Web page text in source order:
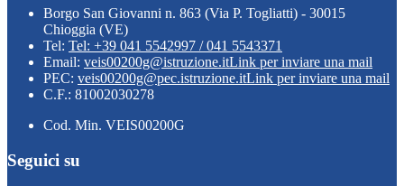
Borgo San Giovanni n. 863 (Via P. Togliatti) - 30015
Chioggia (VE)
Tel: Tel: +39 041 5542997 / 041 5543371
Email: veis00200g@istruzione.itLink per inviare una mail
PEC: veis00200g@pec.istruzione.itLink per inviare una mail
C.F.: 81002030278
Cod. Min. VEIS00200G
Seguici su